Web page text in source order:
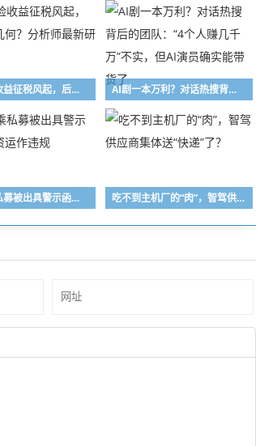
香港保险收益征税风起，后续影响几何？分析师最新研判 AI剧一本万利？对话热搜背后的团队：“4个人赚几千万”不实，但AI演员确实能带货了
长兴万乘私募被出具警示函，涉投资运作违规 吃不到主机厂的“肉”，智驾供应商集体送“快递”了？